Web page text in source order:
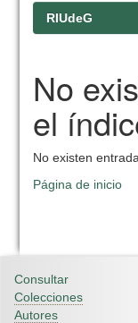
RIUdeG
No
el
No existen
Página de inicio
Consultar
Colecciones
Autores